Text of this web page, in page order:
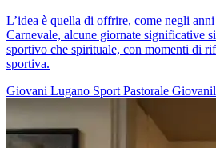
L’idea è quella di offrire, come negli
Carnevale, alcune giornate significative
sportivo che spirituale, con momenti di
sportiva.
Giovani Lugano Sport Pastorale